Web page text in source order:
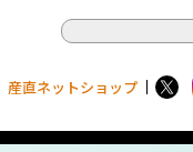
産直ネットショップ